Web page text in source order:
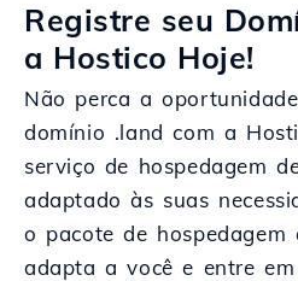
Registre seu
a Hostico Hoje!
Não perca a
domínio .land com a
serviço de hospedagem
adaptado às suas
o pacote de hospedagem
adapta a você e entre